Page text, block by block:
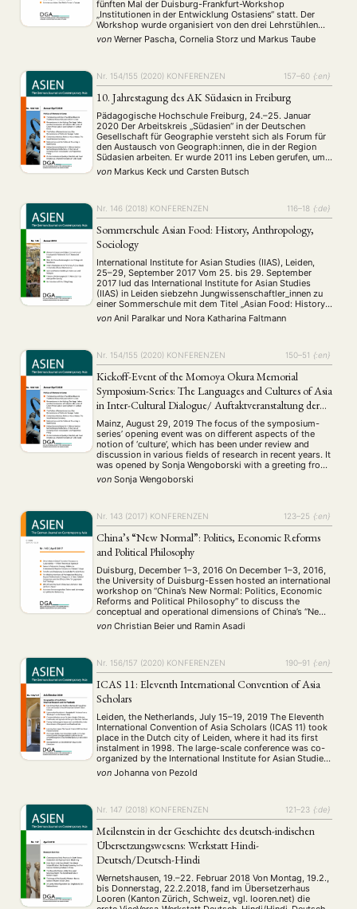
ASIEN ARBEITSKREISE VERANSTALTUNGEN EXPERTISE
ANGEBOTE
ANTRAG AUF EINEN SMALL GRANT DER DGA MITGLIEDERBEREICH
MITGLIEDSCHAFT
fünften Mal der Duisburg-Frankfurt-Workshop
„Institutionen in der Entwicklung Ostasiens“ statt. Der
Workshop wurde organisiert von den drei Lehrstühlen
Institutionen- und Innovationsökonomik, insb.
Japan/Ostasien (Prof. Dr. C. Storz, Goethe-Universität
Ostasienwirtschaft/China (Prof. Dr. …
von Werner Pascha, Cornelia Storz und Markus Taube
Nr. 154/155 (2020) KONFERENZEN 157–60 {:en}
10. Jahrestagung des AK Südasien in Freiburg
Pädagogische Hochschule Freiburg, 24.–25. Januar
2020 Der Arbeitskreis „Südasien“ in der Deutschen
Gesellschaft für Geographie versteht sich als Forum für
den Austausch von Geograph:innen, die in der Region
Südasien arbeiten. Er wurde 2011 ins Leben gerufen, um
über die Grenzen der geographischen Teildisziplinen
hinweg einen Austausch über aktuelle gesellschaftliche
von Markus Keck und Carsten Butsch
Nr. 146 (2018) KONFERENZEN 116–18 {:de}
Sommerschule Asian Food: History, Anthropology,
Sociology
International Institute for Asian Studies (IIAS), Leiden,
25–29, September 2017 Vom 25. bis 29. September
2017 lud das International Institute for Asian Studies
(IIAS) in Leiden siebzehn Jungwissenschaftler_innen zu
einer Sommerschule mit dem Titel „Asian Food: History,
Anthropology, Sociology“ ein. Die Master-
Studenten_innen und Doktorand_innen bildeten eine
von Anil Paralkar und Nora Katharina Faltmann
Nr. 154/155 (2020) KONFERENZEN 150–51 {:en}
Kickoff-Event of the Momoya Okura Memorial
Symposium-Series: The Languages and Cultures of Asia
in Inter-Cultural Dialogue/ Auftaktveranstaltung der
Momoya Okura Memorial Symposien-Reihe: Sprachen
und Kulturen im interkulturellen Dialog
Mainz, August 29, 2019 The focus of the symposium-
series’ opening event was on different aspects of the
notion of ‘culture’, which has been under review and
discussion in various fields of research in recent years. It
was opened by Sonja Wengoborski with a greeting from
the Vice Dean of the Faculty of Philosophy and
Philology …
von Sonja Wengoborski
Nr. 143 (2017) KONFERENZEN 123–25 {:en}
China’s “New Normal”: Politics, Economic Reforms
and Political Philosophy
Duisburg, December 1–3, 2016 On December 1–3, 2016,
the University of Duisburg-Essen hosted an international
workshop on “China’s New Normal: Politics, Economic
Reforms and Political Philosophy” to discuss the
conceptual and operational dimensions of China’s “New
Normal” concept as proposed by Xi Jinping at the APEC
CEO Summit on November 9, 2014. The workshop,
von Christian Beier und Ramin Asadi
Nr. 156/157 (2020) KONFERENZEN 190–91 {:en}
ICAS 11: Eleventh International Convention of Asia
Scholars
Leiden, the Netherlands, July 15–19, 2019 The Eleventh
International Convention of Asia Scholars (ICAS 11) took
place in the Dutch city of Leiden, where it had its first
instalment in 1998. The large-scale conference was co-
organized by the International Institute for Asian Studies
(IIAS), Leiden University, and GIS Asie (the French
Academic Network for Asian …
von Johanna von Pezold
Nr. 147 (2018) KONFERENZEN 121–23 {:de}
Meilenstein in der Geschichte des deutsch-indischen
Übersetzungswesens: Werkstatt Hindi-
Deutsch/Deutsch-Hindi
Wernetshausen, 19.–22. Februar 2018 Von Montag, 19.2.,
bis Donnerstag, 22.2.2018, fand im Übersetzerhaus
Looren (Kanton Zürich, Schweiz, vgl. looren.net) die